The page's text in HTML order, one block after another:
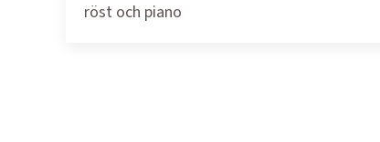
röst och piano